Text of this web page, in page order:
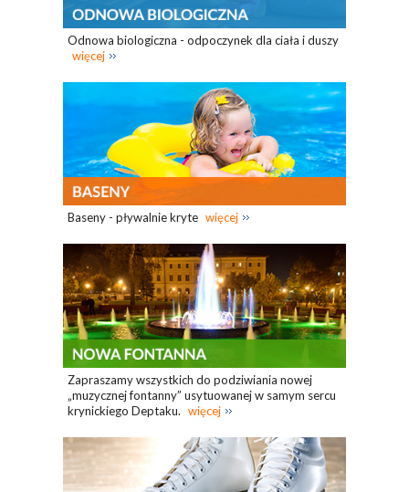
Odnowa biologiczna - odpoczynek dla ciała i duszy
więcej
Baseny - pływalnie kryte więcej
Zapraszamy wszystkich do podziwiania nowej
„muzycznej fontanny” usytuowanej w samym sercu
krynickiego Deptaku. więcej